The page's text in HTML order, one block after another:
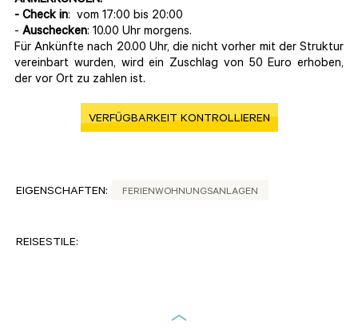
- Check in: vom 17:00 bis 20:00
- Auschecken: 10.00 Uhr morgens.
Für Ankünfte nach 20.00 Uhr, die nicht vorher mit der Struktur
vereinbart wurden, wird ein Zuschlag von 50 Euro erhoben,
der vor Ort zu zahlen ist.
VERFÜGBARKEIT KONTROLLIEREN
EIGENSCHAFTEN: FERIENWOHNUNGSANLAGEN
REISESTILE: